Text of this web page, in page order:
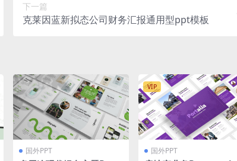
下一篇
克莱因蓝新拟态公司财务汇报通用型ppt模板
国外PPT
VIP
国外PPT